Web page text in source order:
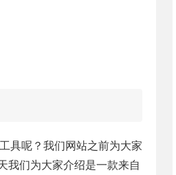
具呢？我们网站之前为大家
我们为大家介绍是一款来自